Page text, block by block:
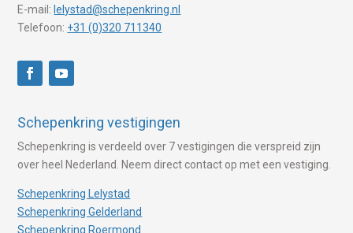
E-mail: lelystad@schepenkring.nl
Telefoon: +31 (0)320 711340
Schepenkring vestigingen
Schepenkring is verdeeld over 7 vestigingen die verspreid zijn
over heel Nederland. Neem direct contact op met een vestiging.
Schepenkring Lelystad
Schepenkring Gelderland
Schepenkring Roermond